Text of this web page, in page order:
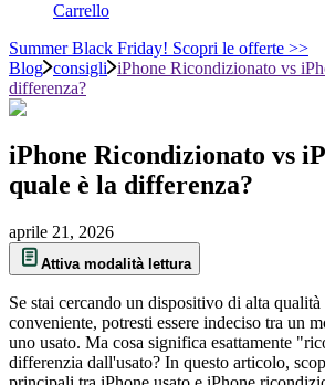
Carrello
Summer Black Friday! Scopri le offerte >>
Blog consigli iPhone Ricondizionato vs
differenza?
iPhone Ricondizionato vs
quale è la differenza?
aprile 21, 2026
Attiva modalità lettura
Se stai cercando un dispositivo di alta qualità
conveniente, potresti essere indeciso tra un
uno usato. Ma cosa significa esattamente
differenzia dall'usato? In questo articolo,